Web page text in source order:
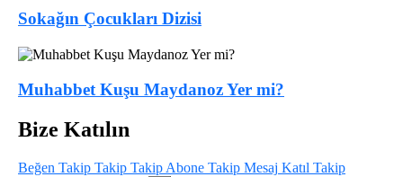
Sokağın Çocukları Dizisi
Muhabbet Kuşu Maydanoz Yer mi?
Bize Katılın
Beğen Takip Takip Takip Abone Takip Mesaj Katıl Takip